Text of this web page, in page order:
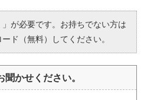
が必要です。お持ちでない方は
ド（無料）してください。
かせください。